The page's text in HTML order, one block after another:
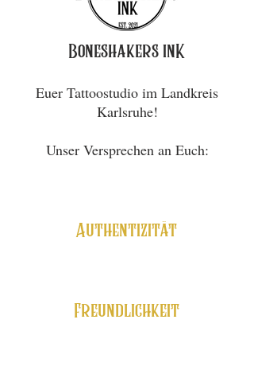
Boneshakers inK
Euer Tattoostudio im Landkreis
Karlsruhe!
Unser Versprechen an Euch:
Authentizität
Freundlichkeit